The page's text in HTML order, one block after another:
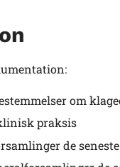
om
praksis
de